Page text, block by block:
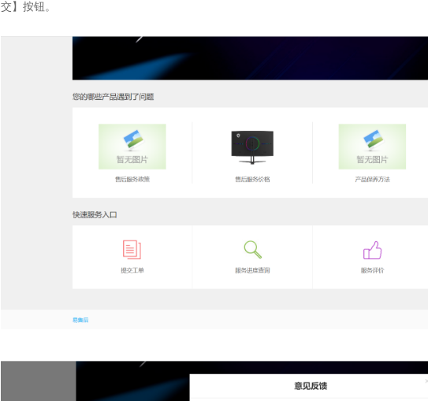
交】按钮。